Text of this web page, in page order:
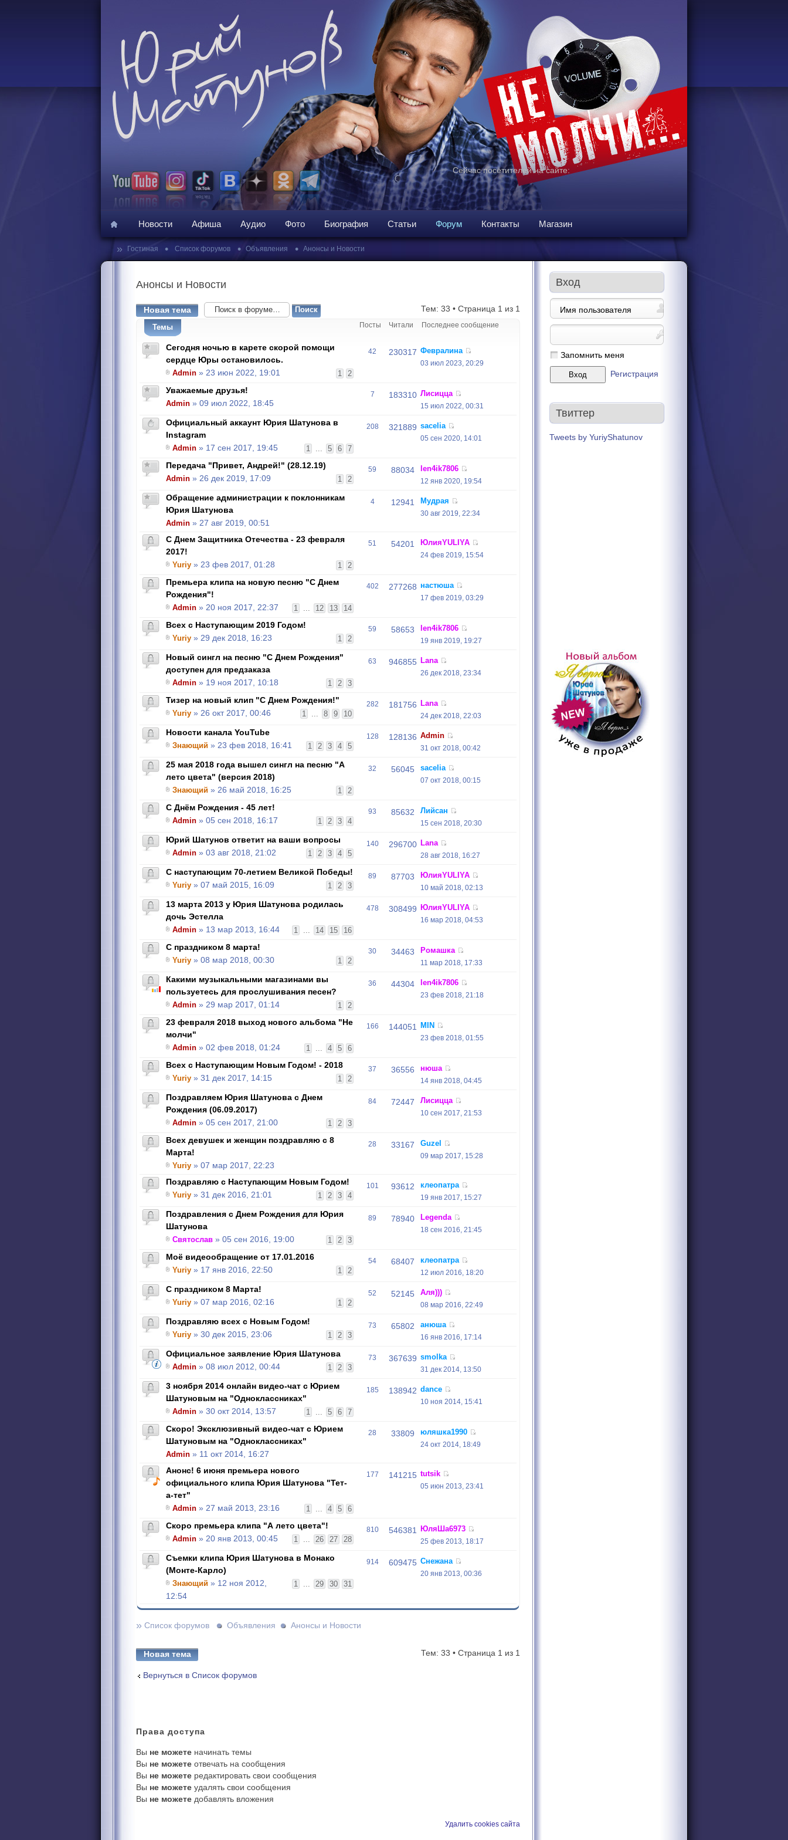
Сейчас посетителей на сайте:
Новости Афиша Аудио Фото Биография Статьи Форум Контакты Магазин
» Гостиная • Список форумов • Объявления • Анонсы и Новости
Анонсы и Новости
Новая тема Тем: 33 • Страница 1 из 1
Темы Посты Читали Последнее сообщение
Сегодня ночью в карете скорой помощи
сердце Юры остановилось.
1 2
Admin » 23 июн 2022, 19:01
42 230317 Февралина
03 июл 2023, 20:29
Уважаемые друзья!
Admin » 09 июл 2022, 18:45
7 183310 Лисицца
15 июл 2022, 00:31
Официальный аккаунт Юрия Шатунова в
Instagram
1 ... 5 6 7
Admin » 17 сен 2017, 19:45
208 321889 sacelia
05 сен 2020, 14:01
Передача "Привет, Андрей!" (28.12.19)
1 2
Admin » 26 дек 2019, 17:09
59 88034 len4ik7806
12 янв 2020, 19:54
Обращение администрации к поклонникам
Юрия Шатунова
Admin » 27 авг 2019, 00:51
4 12941 Мудрая
30 авг 2019, 22:34
С Днем Защитника Отечества - 23 февраля
2017!
1 2
Yuriy » 23 фев 2017, 01:28
51 54201 ЮлияYULIYA
24 фев 2019, 15:54
Премьера клипа на новую песню "С Днем
Рождения"!
1 ... 12 13 14
Admin » 20 ноя 2017, 22:37
402 277268 настюша
17 фев 2019, 03:29
Всех с Наступающим 2019 Годом!
1 2
Yuriy » 29 дек 2018, 16:23
59 58653 len4ik7806
19 янв 2019, 19:27
Новый сингл на песню "С Днем Рождения"
доступен для предзаказа
1 2 3
Admin » 19 ноя 2017, 10:18
63 946855 Lana
26 дек 2018, 23:34
Тизер на новый клип "С Днем Рождения!"
1 ... 8 9 10
Yuriy » 26 окт 2017, 00:46
282 181756 Lana
24 дек 2018, 22:03
Новости канала YouTube
1 2 3 4 5
Знающий » 23 фев 2018, 16:41
128 128136 Admin
31 окт 2018, 00:42
25 мая 2018 года вышел сингл на песню "А
лето цвета" (версия 2018)
1 2
Знающий » 26 май 2018, 16:25
32 56045 sacelia
07 окт 2018, 00:15
С Днём Рождения - 45 лет!
1 2 3 4
Admin » 05 сен 2018, 16:17
93 85632 Лийсан
15 сен 2018, 20:30
Юрий Шатунов ответит на ваши вопросы
1 2 3 4 5
Admin » 03 авг 2018, 21:02
140 296700 Lana
28 авг 2018, 16:27
С наступающим 70-летием Великой Победы!
1 2 3
Yuriy » 07 май 2015, 16:09
89 87703 ЮлияYULIYA
10 май 2018, 02:13
13 марта 2013 у Юрия Шатунова родилась
дочь Эстелла
1 ... 14 15 16
Admin » 13 мар 2013, 16:44
478 308499 ЮлияYULIYA
16 мар 2018, 04:53
С праздником 8 марта!
1 2
Yuriy » 08 мар 2018, 00:30
30 34463 Ромашка
11 мар 2018, 17:33
Какими музыкальными магазинами вы
пользуетесь для прослушивания песен?
1 2
Admin » 29 мар 2017, 01:14
36 44304 len4ik7806
23 фев 2018, 21:18
23 февраля 2018 выход нового альбома "Не
молчи"
1 ... 4 5 6
Admin » 02 фев 2018, 01:24
166 144051 MIN
23 фев 2018, 01:55
Всех с Наступающим Новым Годом! - 2018
1 2
Yuriy » 31 дек 2017, 14:15
37 36556 нюша
14 янв 2018, 04:45
Поздравляем Юрия Шатунова с Днем
Рождения (06.09.2017)
1 2 3
Admin » 05 сен 2017, 21:00
84 72447 Лисицца
10 сен 2017, 21:53
Всех девушек и женщин поздравляю с 8
Марта!
Yuriy » 07 мар 2017, 22:23
28 33167 Guzel
09 мар 2017, 15:28
Поздравляю с Наступающим Новым Годом!
1 2 3 4
Yuriy » 31 дек 2016, 21:01
101 93612 клеопатра
19 янв 2017, 15:27
Поздравления с Днем Рождения для Юрия
Шатунова
1 2 3
Святослав » 05 сен 2016, 19:00
89 78940 Legenda
18 сен 2016, 21:45
Моё видеообращение от 17.01.2016
1 2
Yuriy » 17 янв 2016, 22:50
54 68407 клеопатра
12 июл 2016, 18:20
C праздником 8 Марта!
1 2
Yuriy » 07 мар 2016, 02:16
52 52145 Аля)))
08 мар 2016, 22:49
Поздравляю всех с Новым Годом!
1 2 3
Yuriy » 30 дек 2015, 23:06
73 65802 анюша
16 янв 2016, 17:14
Официальное заявление Юрия Шатунова
1 2 3
Admin » 08 июл 2012, 00:44
73 367639 smolka
31 дек 2014, 13:50
3 ноября 2014 онлайн видео-чат с Юрием
Шатуновым на "Одноклассниках"
1 ... 5 6 7
Admin » 30 окт 2014, 13:57
185 138942 dance
10 ноя 2014, 15:41
Скоро! Эксклюзивный видео-чат с Юрием
Шатуновым на "Одноклассниках"
Admin » 11 окт 2014, 16:27
28 33809 юляшка1990
24 окт 2014, 18:49
Анонс! 6 июня премьера нового
официального клипа Юрия Шатунова "Тет-
а-тет"
1 ... 4 5 6
Admin » 27 май 2013, 23:16
177 141215 tutsik
05 июн 2013, 23:41
Скоро премьера клипа "А лето цвета"!
1 ... 26 27 28
Admin » 20 янв 2013, 00:45
810 546381 ЮляШа6973
25 фев 2013, 18:17
Съемки клипа Юрия Шатунова в Монако
(Монте-Карло)
1 ... 29 30 31
Знающий » 12 ноя 2012,
12:54
914 609475 Снежана
20 янв 2013, 00:36
» Список форумов Объявления Анонсы и Новости
Новая тема Тем: 33 • Страница 1 из 1
Вернуться в Список форумов
Права доступа
Вы не можете начинать темы
Вы не можете отвечать на сообщения
Вы не можете редактировать свои сообщения
Вы не можете удалять свои сообщения
Вы не можете добавлять вложения
Удалить cookies сайта
Вход
Запомнить меня
Регистрация
Твиттер
Tweets by YuriyShatunov